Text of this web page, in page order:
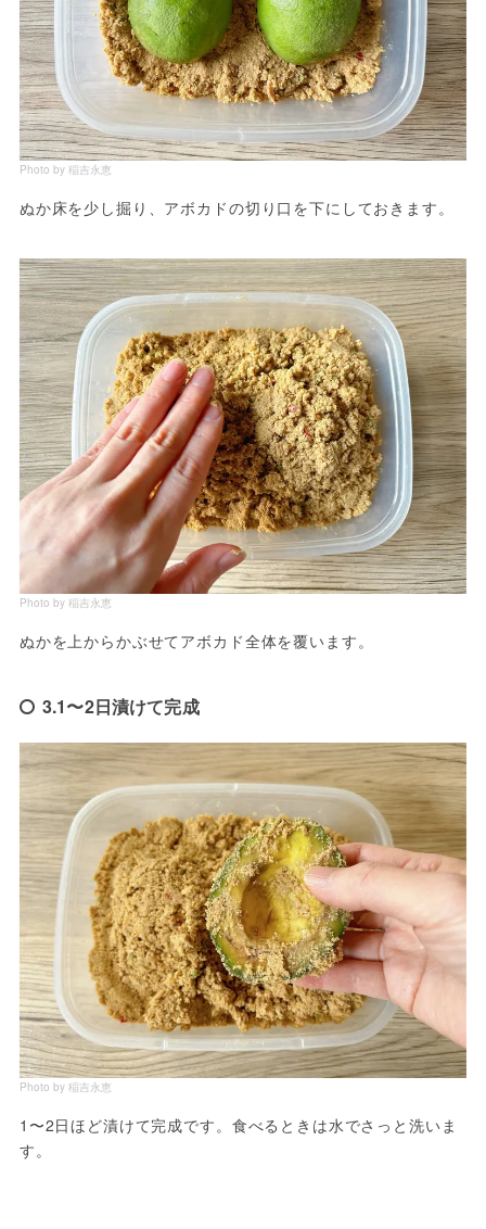
Photo by 稲吉永恵
ぬか床を少し掘り、アボカドの切り口を下にしておきます。
Photo by 稲吉永恵
ぬかを上からかぶせてアボカド全体を覆います。
3.1〜2日漬けて完成
Photo by 稲吉永恵
1〜2日ほど漬けて完成です。食べるときは水でさっと洗いま
す。